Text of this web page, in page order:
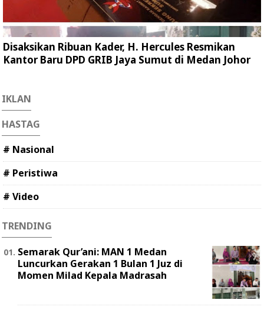
Disaksikan Ribuan Kader, H. Hercules Resmikan
Kantor Baru DPD GRIB Jaya Sumut di Medan Johor
IKLAN
HASTAG
# Nasional
# Peristiwa
# Video
TRENDING
Semarak Qur’ani: MAN 1 Medan
Luncurkan Gerakan 1 Bulan 1 Juz di
Momen Milad Kepala Madrasah